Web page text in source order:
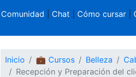
Comunidad Chat Cómo cursar|
Inicio 💼 Cursos Belleza
Recepción y Preparación del